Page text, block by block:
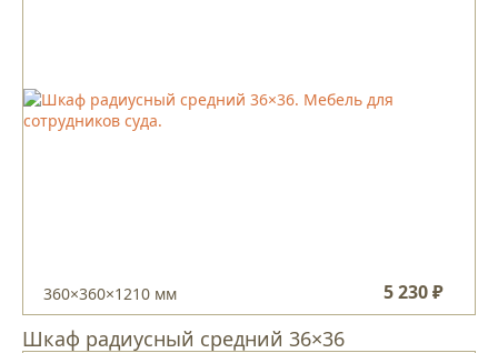
360×360×1210 мм 5 230 ₽
Шкаф радиусный средний 36×36